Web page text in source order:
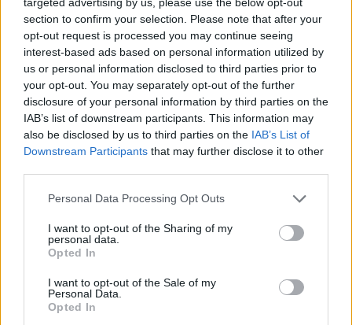
section to confirm your selection. Please note that after your
opt-out request is processed you may continue seeing
interest-based ads based on personal information utilized by
us or personal information disclosed to third parties prior to
your opt-out. You may separately opt-out of the further
disclosure of your personal information by third parties on the
IAB’s list of downstream participants. This information may
also be disclosed by us to third parties on the IAB’s List of
Downstream Participants that may further disclose it to other
Personal Data Processing Opt Outs
I want to opt-out of the Sharing of my
personal data.
Opted In
I want to opt-out of the Sale of my
Personal Data.
Opted In